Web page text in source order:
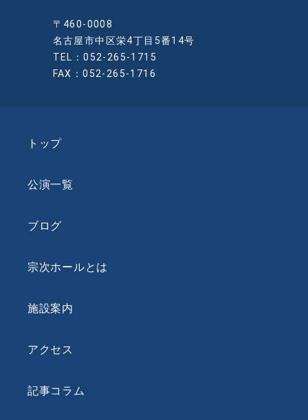
〒460-0008
名古屋市中区栄4丁目5番14号
TEL：052-265-1715
FAX：052-265-1716
トップ
公演一覧
ブログ
宗次ホールとは
施設案内
アクセス
記事コラム